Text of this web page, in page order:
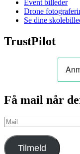
Event billeder
Drone
Se dine
TrustPilot
Få mail når
Mail
Tilmeld